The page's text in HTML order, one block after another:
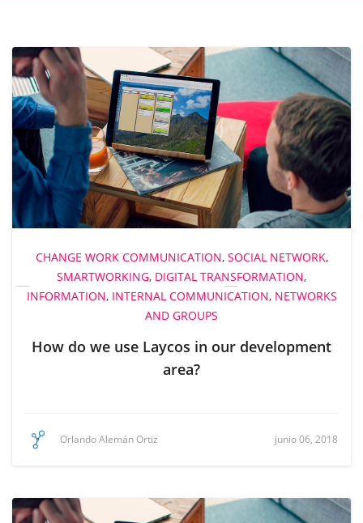
CHANGE WORK COMMUNICATION, SOCIAL NETWORK,
SMARTWORKING, DIGITAL TRANSFORMATION,
INFORMATION, INTERNAL COMMUNICATION, NETWORKS
AND GROUPS
How do we use Laycos in our development
area?
Orlando Alemán Ortiz junio 06, 2018